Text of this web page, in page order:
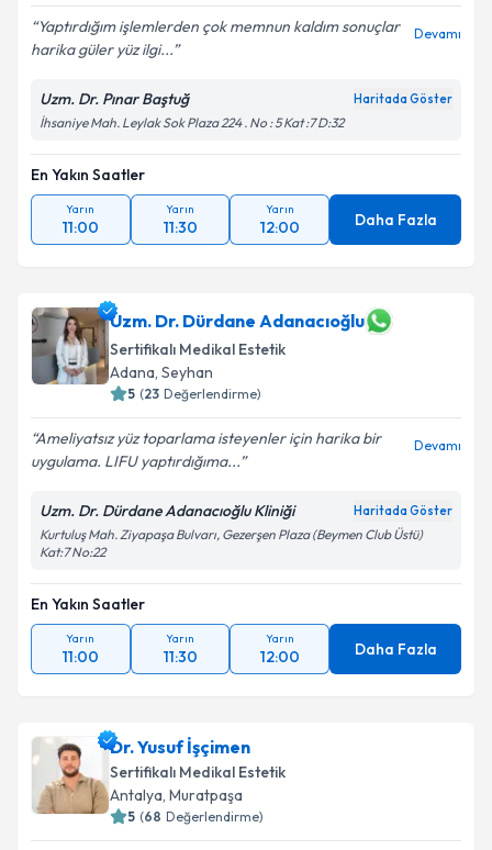
Yaptırdığım işlemlerden çok memnun kaldım sonuçlar
harika güler yüz ilgi...
Devamı
Uzm. Dr. Pınar Baştuğ Haritada Göster
İhsaniye Mah. Leylak Sok Plaza 224 . No : 5 Kat :7 D:32
En Yakın Saatler
Yarın
11:00
Yarın
11:30
Yarın
12:00 Daha Fazla
Uzm. Dr. Dürdane Adanacıoğlu
Sertifikalı Medikal Estetik
Adana, Seyhan
5 (23 Değerlendirme)
Ameliyatsız yüz toparlama isteyenler için harika bir
uygulama. LIFU yaptırdığıma...
Devamı
Uzm. Dr. Dürdane Adanacıoğlu Kliniği Haritada Göster
Kurtuluş Mah. Ziyapaşa Bulvarı, Gezerşen Plaza (Beymen Club Üstü)
Kat:7 No:22
En Yakın Saatler
Yarın
11:00
Yarın
11:30
Yarın
12:00 Daha Fazla
Dr. Yusuf İşçimen
Sertifikalı Medikal Estetik
Antalya, Muratpaşa
5 (68 Değerlendirme)